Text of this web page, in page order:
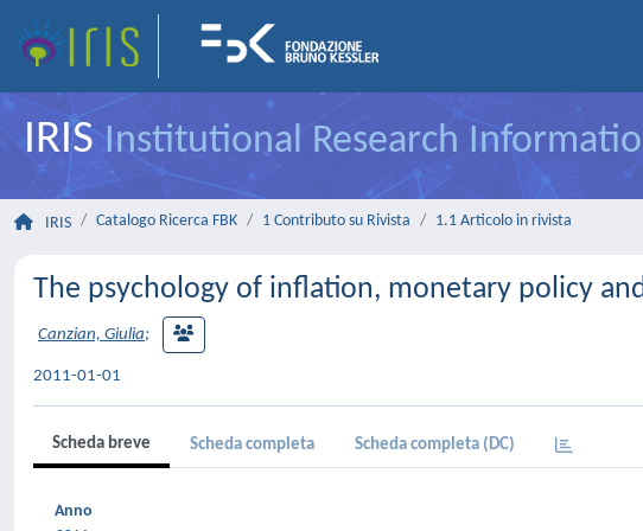
IRISInstitutional Research
IRIS Catalogo Ricerca FBK 1 Contributo su Rivista 1.1 Articolo in rivista
The psychology of inflation, monetary policy
Canzian, Giulia;
2011-01-01
Scheda breve Scheda completa Scheda completa (DC)
Anno